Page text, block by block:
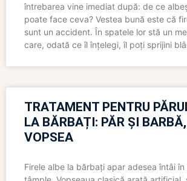
întrebarea vine imediat după: de ce
poate face ceva? Vestea bună este că
sunt un accident. În spatele lor stă un
care, odată ce îl înțelegi, îl poți sprijini
TRATAMENT PENTRU
LA BĂRBAȚI: PĂR ȘI
VOPSEA
Firele albe la bărbați apar adesea întâi